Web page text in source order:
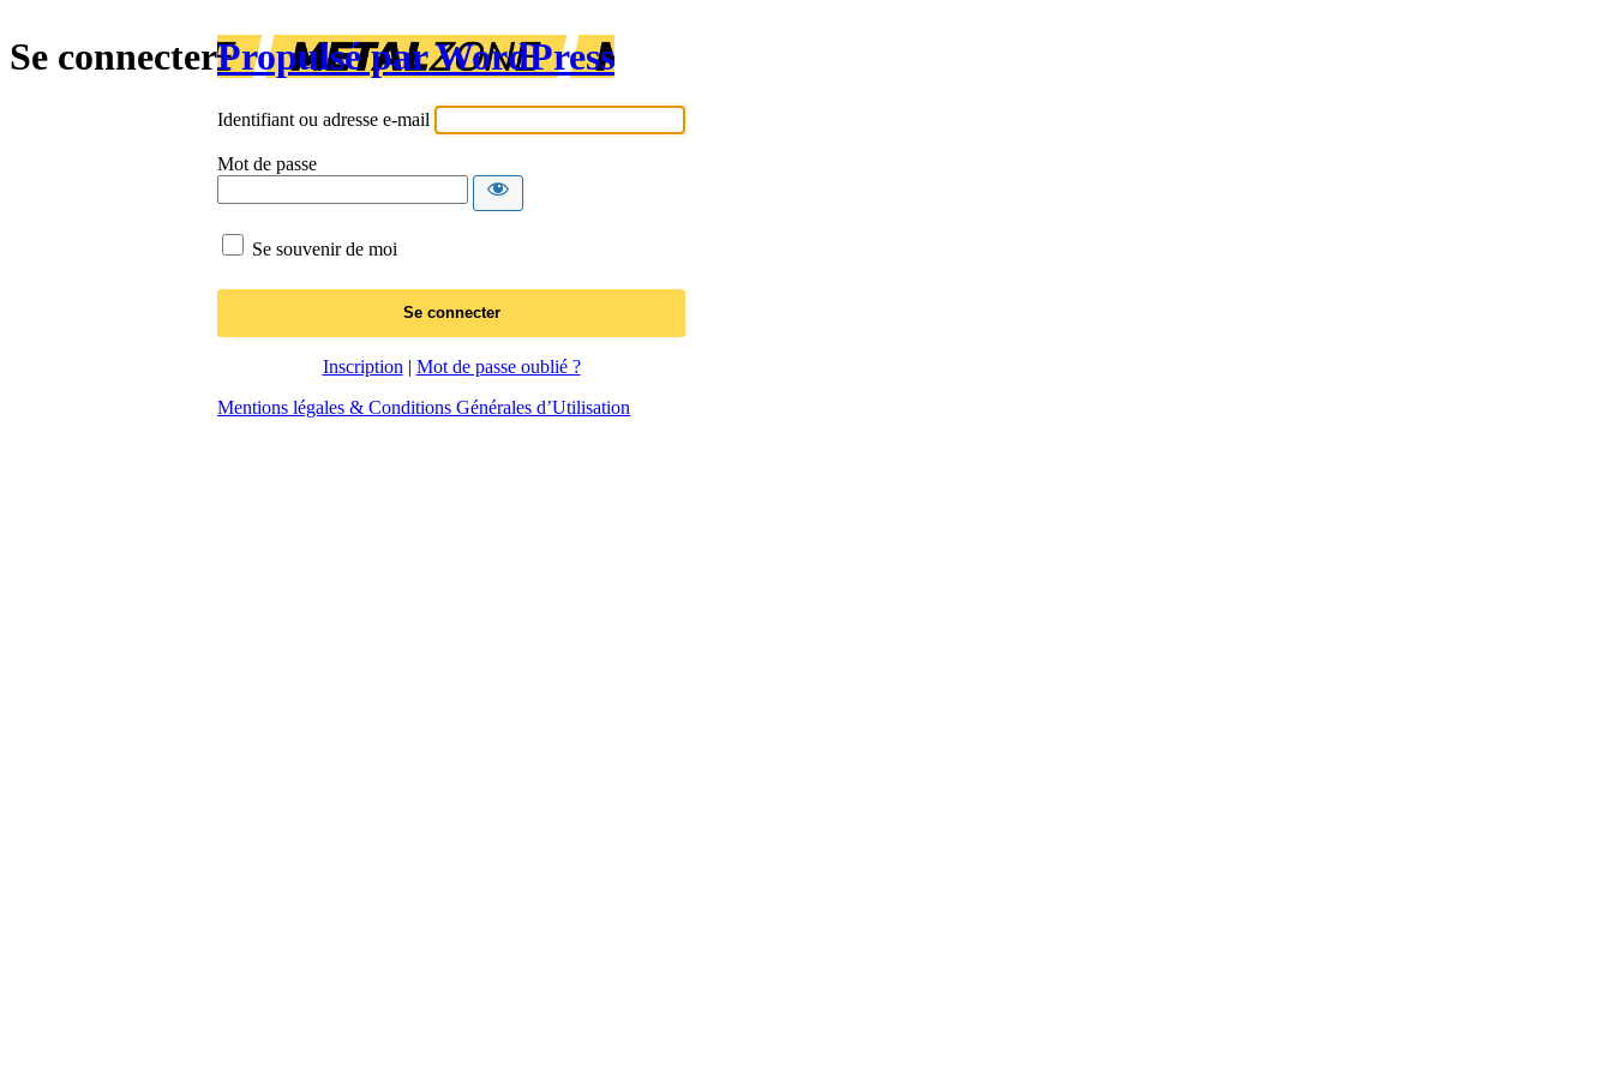
Se connecterPropulsé par WordPress
Identifiant ou adresse e-mail
Mot de passe
Se souvenir de moi
Inscription | Mot de passe oublié ?
Mentions légales & Conditions Générales d’Utilisation